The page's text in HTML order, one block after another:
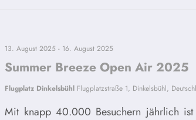
Summer Breeze Open Air 2025
13. August 2025 - 16. August 2025
Flugplatz Dinkelsbühl Flugplatzstraße 1, Dinkelsbühl,
Mit knapp 40.000 Besuchern jährlich ist